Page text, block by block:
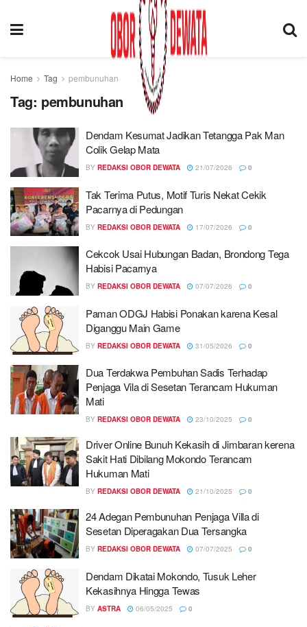
Home Tag pembunuhan
Tag: pembunuhan
Dendam Kesumat Jadikan Tetangga Pak Man
Colik Gelap Mata
BY REDAKSI OBOR DEWATA 21/07/2026 0
Tak Terima Putus, Motif Turis Nekat Cekik
Pacarnya di Pedungan
BY REDAKSI OBOR DEWATA 17/07/2026 0
Cekcok Usai Hubungan Badan, Brondong Tega
Habisi Pacarnya
BY REDAKSI OBOR DEWATA 07/07/2026 0
Paman ODGJ Habisi Ponakan karena Kesal
Diganggu Main Game
BY REDAKSI OBOR DEWATA 31/05/2026 0
Dua Terdakwa Pembuhan Sadis Terhadap
Penjaga Vila di Sesetan Terancam Hukuman
Mati
BY REDAKSI OBOR DEWATA 23/10/2025 0
Driver Online Bunuh Kekasih di Jimbaran kerena
Sakit Hati Dibilang Mokondo Terancam
Hukuman Mati
BY REDAKSI OBOR DEWATA 21/10/2025 0
24 Adegan Pembunuhan Penjaga Villa di
Sesetan Diperagakan Dua Tersangka
BY REDAKSI OBOR DEWATA 07/07/2025 0
Dendam Dikatai Mokondo, Tusuk Leher
Kekasihnya Hingga Tewas
BY ASTRA 06/05/2025 0